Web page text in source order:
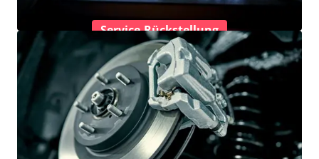
Service-Rückstellung